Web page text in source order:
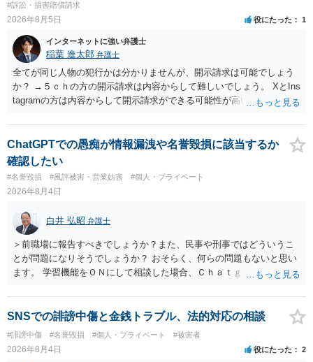
#訴訟・損害賠償請求
2026年8月5日 役にたった 1
インターネットに強い弁護士
稲葉 進太郎 弁護士
全てが同じ人物の犯行かは分かりませんが、開示請求は可能でしょう
か？ →５ｃｈの方の開示請求は内容からして難しいでしょう。 XとIns
tagramの方は内容からして開示請求ができる可能性が高いでしょう。
いでしょう。７月中にアカウントが削除されている場合、今から進め
ても失敗する可能性が高いように思われます。 相手を特定できた場
合、相手に全ての弁護士費用を負担させることは可能でしょうか？ →
訴訟外の交渉で相手方が認めれば負担させることができるでしょう。
訴訟で判決となった場合は、実際の弁護士費用が認められる場合と認
められない場合があり何ともいえないところでしょう。
ChatGPTでの愚痴が情報漏洩や名誉毀損に該当するか
確認したい
#名誉毀損 #風評被害・営業妨害 #個人・プライベート
2026年8月4日
白井 弘昭 弁護士
＞前職場に報告すべきでしょうか？また、民事や刑事ではどういうこ
とが問題になりそうでしょうか？ おそらく、何らの問題もないと思い
ます。 学習機能をＯＮにして相談した場合、Ｃｈａｔｇｐｔがｏｐｅ
する可能性がありますが、個人名や会社名を特定していない限り、一
般論として抽象化されて回答に織り込まれる可能性が生じるにすぎま
せんので、その情報自体が、秘密情報に当たるとは思えませんし、名
誉棄損として、個人や会社に対する誹謗中傷の不特定多数への公開に
当たるとも思われません。 もちろん、誰がその内容をｃｈａｔｇｐｔ
SNSでの誹謗中傷と金銭トラブル、法的対応の相談
#誹謗中傷 #名誉毀損 #個人・プライベート #被害者
2026年8月4日 役にたった 2